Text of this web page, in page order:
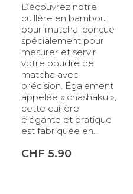
Découvrez notre
cuillère en bambou
pour matcha, conçue
spécialement pour
mesurer et servir
votre poudre de
matcha avec
précision. Également
appelée « chashaku »,
cette cuillère
élégante et pratique
est fabriquée en…
CHF 5.90